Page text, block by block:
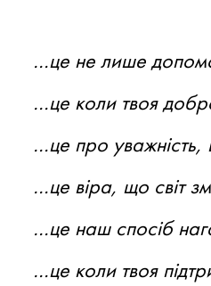
…це не лише
…це коли твоя
…це про уважність,
…це віра, що світ
…це наш спосіб
…це коли твоя